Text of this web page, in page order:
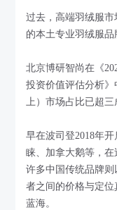
过去，高端羽绒服
的本土专业羽绒服品
北京博研智尚在《
投资价值评估分析》
上）市场占比已超三
早在波司登2018年
睐、加拿大鹅等，
许多中国传统品牌
者之间的价格与定
蓝海。